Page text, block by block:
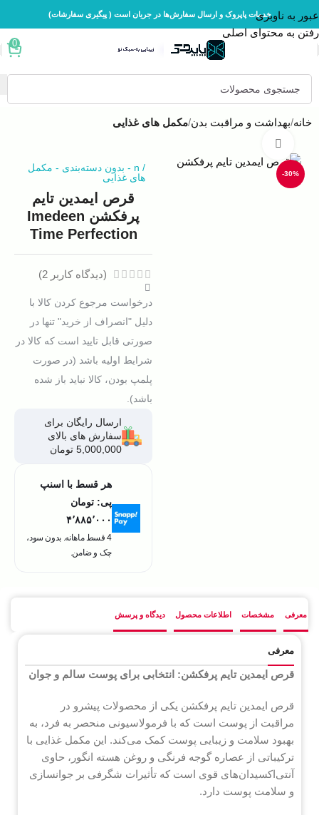
عبور به ناوبری
رفتن به محتوای اصلی
خدمات پاپروک و ارسال سفارش‌ها در جریان است ( پیگیری سفارشات)
0
خانه بهداشت و مراقبت بدن مکمل های غذایی
-30%
/
n
- بدون دسته‌بندی - مکمل
های غذایی
قرص ایمدین تایم
پرفکشن Imedeen
Time Perfection
(دیدگاه کاربر 2
)
درخواست مرجوع کردن کالا با
دلیل "انصراف از خرید" تنها در
صورتی قابل تایید است که کالا در
شرایط اولیه باشد (در صورت
پلمپ بودن، کالا نباید باز شده
باشد).
ارسال رایگان برای
سفارش های بالای
5,000,000 تومان
هر قسط با اسنپ
پی: تومان
۴٬۸۸۵٬۰۰۰
4 قسط ماهانه. بدون سود،
چک و ضامن.
معرفی مشخصات اطلاعات محصول دیدگاه و پرسش
معرفی
قرص ایمدین تایم پرفکشن: انتخابی برای پوست سالم و جوان
قرص ایمدین تایم پرفکشن یکی از محصولات پیشرو در
مراقبت از پوست است که با فرمولاسیونی منحصر به فرد، به
بهبود سلامت و زیبایی پوست کمک می‌کند. این مکمل غذایی با
ترکیباتی از عصاره گوجه فرنگی و روغن هسته انگور، حاوی
آنتی‌اکسیدان‌های قوی است که تأثیرات شگرفی بر جوانسازی
و سلامت پوست دارد.